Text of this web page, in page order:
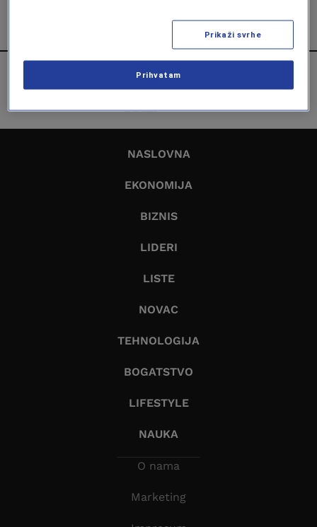
NASLOVNA
EKONOMIJA
BIZNIS
LIDERI
LISTE
NOVAC
TEHNOLOGIJA
BOGATSTVO
LIFESTYLE
NAUKA
O nama
Marketing
Prikaži svrhe
Prihvatam